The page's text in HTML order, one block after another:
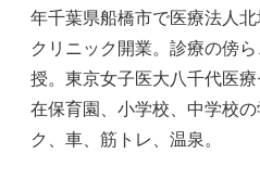
年千葉県船橋市で医療法人
クリニック開業。診療の傍
授。東京女子医大八千代医
在保育園、小学校、中学校
ク、車、筋トレ、温泉。